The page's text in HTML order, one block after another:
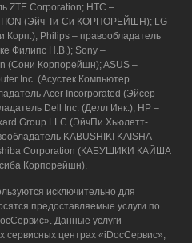
ZTE Corporation; HTC –
(Эйч-Ти-Си КОРПОРЕЙШН); LG –
Корп.); Philips – правообладатель
Филипс Н.В.); Sony –
(Сони Корпорейшн); ASUS –
Inc. (Асустек Компьютер
Acer Incorporated (Эйсер
Dell Inc. (Делл Инк.); HP –
Group LLC (ЭйчПи Хьюлетт-
KABUSHIKI KAISHA
Corporation (КАБУШИКИ КАЙША
Корпорейшн).
исключительно для
предоставляемые услуги по
Данные услуги
сервисных центрах «iDocСервис»,